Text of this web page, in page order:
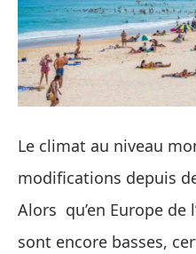
Le climat au niveau
modifications depuis
Alors qu’en Europe de
sont encore basses,